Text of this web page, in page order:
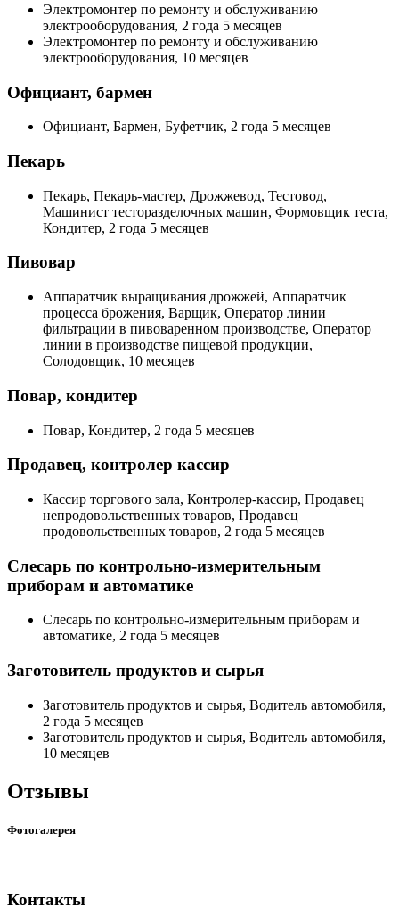
Электромонтер по ремонту и обслуживанию
электрооборудования, 2 года 5 месяцев
Электромонтер по ремонту и обслуживанию
электрооборудования, 10 месяцев
Официант, бармен
Официант, Бармен, Буфетчик, 2 года 5 месяцев
Пекарь
Пекарь, Пекарь-мастер, Дрожжевод, Тестовод,
Машинист тесторазделочных машин, Формовщик теста,
Кондитер, 2 года 5 месяцев
Пивовар
Аппаратчик выращивания дрожжей, Аппаратчик
процесса брожения, Варщик, Оператор линии
фильтрации в пивоваренном производстве, Оператор
линии в производстве пищевой продукции,
Солодовщик, 10 месяцев
Повар, кондитер
Повар, Кондитер, 2 года 5 месяцев
Продавец, контролер кассир
Кассир торгового зала, Контролер-кассир, Продавец
непродовольственных товаров, Продавец
продовольственных товаров, 2 года 5 месяцев
Слесарь по контрольно-измерительным
приборам и автоматике
Слесарь по контрольно-измерительным приборам и
автоматике, 2 года 5 месяцев
Заготовитель продуктов и сырья
Заготовитель продуктов и сырья, Водитель автомобиля,
2 года 5 месяцев
Заготовитель продуктов и сырья, Водитель автомобиля,
10 месяцев
Отзывы
Фотогалерея
Контакты